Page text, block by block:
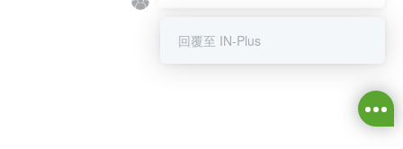
回覆至 IN-Plus